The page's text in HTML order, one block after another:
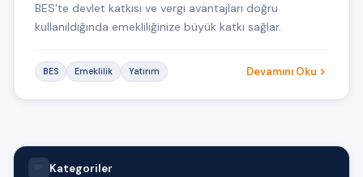
BES'te devlet katkısı ve vergi avantajları doğru
kullanıldığında emekliliğinize büyük katkı sağlar.
BES Emeklilik Yatırım Devamını Oku
Kategoriler